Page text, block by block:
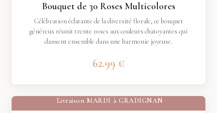
Bouquet de 30 Roses Multicolores
Célébration éclatante de la diversité florale, ce bouquet
généreux réunit trente roses aux couleurs chatoyantes qui
dansent ensemble dans une harmonie joyeuse.
62.99 €
Livraison MARDI à GRADIGNAN